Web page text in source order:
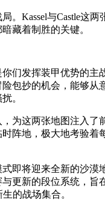
。Kassel与Castle这
藏着制胜的关键。
们发挥装甲优势的
包抄的机会，能够
。
为这两张地图注入
阵地，极大地考验
即将迎来全新的沙
更新的段位系统，
的战场集合。